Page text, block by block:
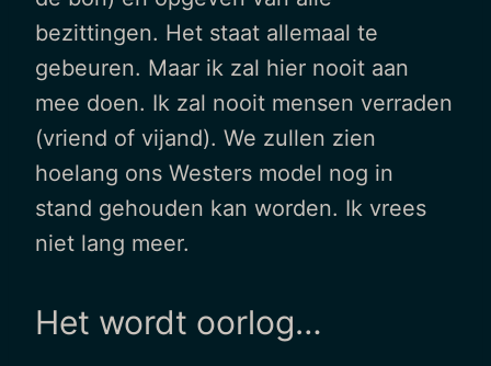
bezittingen. Het staat allemaal te
gebeuren. Maar ik zal hier nooit aan
mee doen. Ik zal nooit mensen verraden
(vriend of vijand). We zullen zien
hoelang ons Westers model nog in
stand gehouden kan worden. Ik vrees
niet lang meer.
Het wordt oorlog…